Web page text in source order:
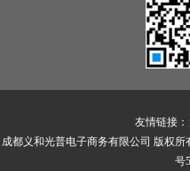
友情链接：
成都义和光普电子商务有限公司 版权
号